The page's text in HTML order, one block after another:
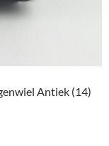
Antiek (14)